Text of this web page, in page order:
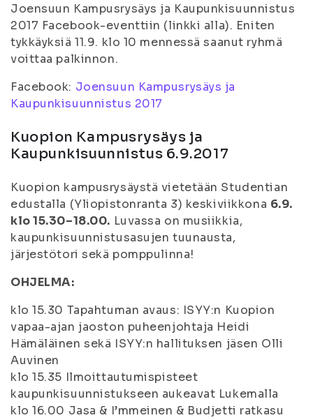
Joensuun Kampusrysäys ja Kaupunkisuunnistus
2017 Facebook-eventtiin (linkki alla). Eniten
tykkäyksiä 11.9. klo 10 mennessä saanut ryhmä
voittaa palkinnon.
Facebook: Joensuun Kampusrysäys ja
Kaupunkisuunnistus 2017
Kuopion Kampusrysäys ja
Kaupunkisuunnistus 6.9.2017
Kuopion kampusrysäystä vietetään Studentian
edustalla (Yliopistonranta 3) keskiviikkona 6.9.
klo 15.30–18.00. Luvassa on musiikkia,
kaupunkisuunnistusasujen tuunausta,
järjestötori sekä pomppulinna!
OHJELMA:
klo 15.30 Tapahtuman avaus: ISYY:n Kuopion
vapaa-ajan jaoston puheenjohtaja Heidi
Hämäläinen sekä ISYY:n hallituksen jäsen Olli
Auvinen
klo 15.35 Ilmoittautumispisteet
kaupunkisuunnistukseen aukeavat Lukemalla
klo 16.00 Jasa & I’mmeinen & Budjetti ratkasu